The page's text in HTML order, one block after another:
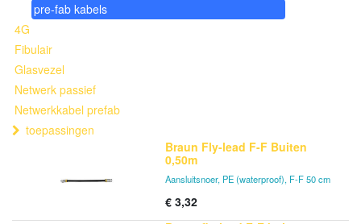
pre-fab kabels
4G
Fibulair
Glasvezel
Netwerk passief
Netwerkkabel prefab
toepassingen
Braun Fly-lead F-F Buiten
0,50m
Aansluitsnoer, PE (waterproof), F-F 50 cm
€ 3,32